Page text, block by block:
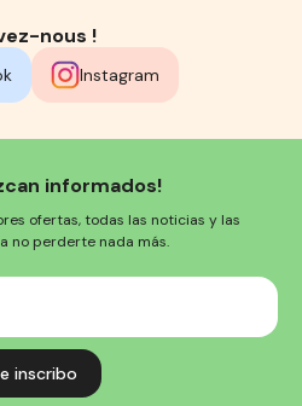
nous !
Instagram
informados!
ofertas, todas las noticias y las
no perderte nada más.